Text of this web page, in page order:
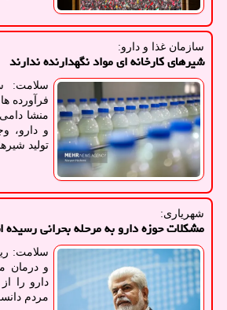
سازمان غذا و دارو:
شیرهای کارخانه ای مواد نگهدارنده ندارند
سلامت:
فرآورده
منشا
و دارو،
تولید
شهریاری:
مشکلات حوزه دارو به مرحله بحرانی
سلامت:
و درمان
دارو را
مردم